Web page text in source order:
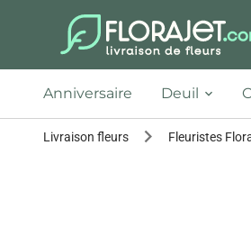
Anniversaire Deuil
Livraison fleurs Fleuristes